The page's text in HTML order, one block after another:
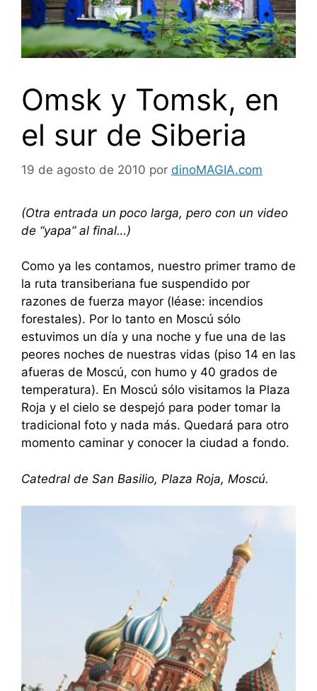
Omsk y Tomsk, en
el sur de Siberia
19 de agosto de 2010 por dinoMAGIA.com
(Otra entrada un poco larga, pero con un video
de “yapa” al final…)
Como ya les contamos, nuestro primer tramo de
la ruta transiberiana fue suspendido por
razones de fuerza mayor (léase: incendios
forestales). Por lo tanto en Moscú sólo
estuvimos un día y una noche y fue una de las
peores noches de nuestras vidas (piso 14 en las
afueras de Moscú, con humo y 40 grados de
temperatura). En Moscú sólo visitamos la Plaza
Roja y el cielo se despejó para poder tomar la
tradicional foto y nada más. Quedará para otro
momento caminar y conocer la ciudad a fondo.
Catedral de San Basilio, Plaza Roja, Moscú.